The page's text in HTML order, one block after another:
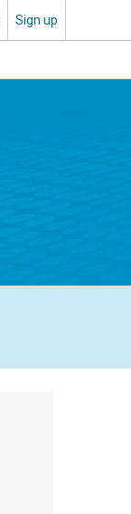
Sign up